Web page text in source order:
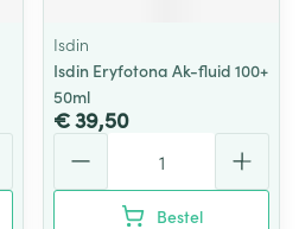
Isdin
Isdin Eryfotona Ak-fluid 100+
50ml
€ 39,50
Bestel